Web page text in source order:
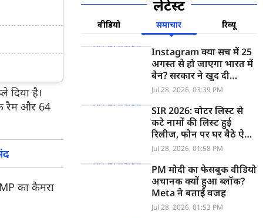
दिया है।
रैम और 64
का कैमरा
लेटेस्ट
वीडियो समाचार रिव्यू
Instagram क्या सच में 25
अगस्त से हो जाएगा भारत में
बैन? सरकार ने खुद दी
जानकारी
Jul 28, 2026, 03:39 PM
SIR 2026: वोटर लिस्ट से
कटे नामों की लिस्ट हुई
रिलीज, फोन पर घर बैठे ऐसे
देखें आपका नाम Deleted
Jul 28, 2026, 01:58 PM
PM मोदी का फेसबुक वीडियो
अचानक क्यों हुआ ब्लॉक?
Meta ने बताई वजह
Jul 28, 2026, 01:53 PM